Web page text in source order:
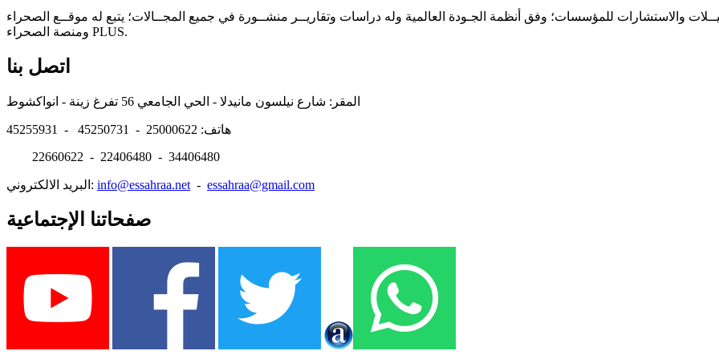
والاستشارات للمؤسسات؛ وفق أنظمة الجـودة العالمية وله دراسات وتقاريــر منشــورة في جميع المجــالات؛ يتبع له موقــع الصحراء
ومنصة الصحراء PLUS.
اتصل بنا
هاتف: 25000622 - 45250731 - 45255931
22660622 - 22406480 - 34406480
البريد الالكتروني: info@essahraa.net - essahraa@gmail.com
صفحاتنا الإجتماعية